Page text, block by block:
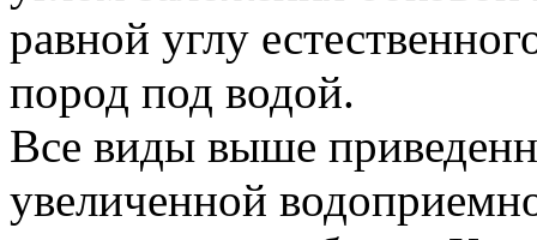
равной углу
пород под водой.
Все виды выше
увеличенной